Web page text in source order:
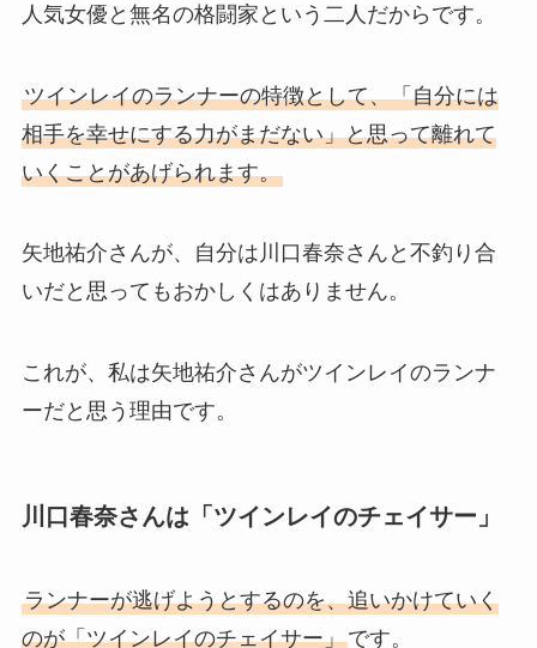
人気女優と無名の格闘家という二人だからです。
ツインレイのランナーの特徴として、「自分には
相手を幸せにする力がまだない」と思って離れて
いくことがあげられます。
矢地祐介さんが、自分は川口春奈さんと不釣り合
いだと思ってもおかしくはありません。
これが、私は矢地祐介さんがツインレイのランナ
ーだと思う理由です。
川口春奈さんは「ツインレイのチェイサー」
ランナーが逃げようとするのを、追いかけていく
のが「ツインレイのチェイサー」です。